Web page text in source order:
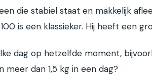
die stabiel staat en makkelijk
is een klassieker. Hij heeft een
dag op hetzelfde moment,
meer dan 1,5 kg in een dag?